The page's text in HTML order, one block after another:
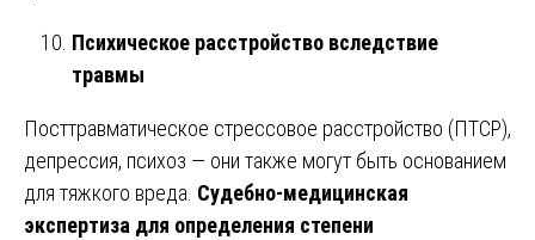
Психическое расстройство вследствие
травмы
Посттравматическое стрессовое расстройство (ПТСР),
депрессия, психоз — они также могут быть основанием
для тяжкого вреда. Судебно-медицинская
экспертиза для определения степени